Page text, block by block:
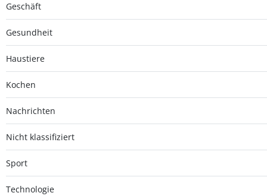
Geschäft
Gesundheit
Haustiere
Kochen
Nachrichten
Nicht klassifiziert
Sport
Technologie